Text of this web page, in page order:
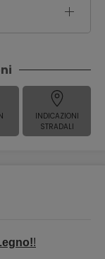
INDICAZIONI
STRADALI
!